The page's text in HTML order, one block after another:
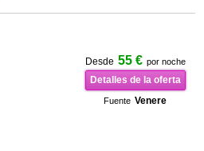
Desde 55 € por noche
Detalles de la oferta
Fuente Venere